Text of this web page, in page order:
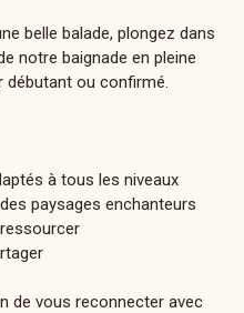
belle balade, plongez dans
notre baignade en pleine
débutant ou confirmé.
à tous les niveaux
paysages enchanteurs
de vous reconnecter avec